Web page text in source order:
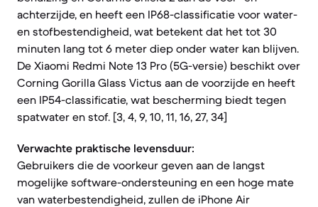
achterzijde, en heeft een IP68-classificatie voor water-
en stofbestendigheid, wat betekent dat het tot 30
minuten lang tot 6 meter diep onder water kan blijven.
De Xiaomi Redmi Note 13 Pro (5G-versie) beschikt over
Corning Gorilla Glass Victus aan de voorzijde en heeft
een IP54-classificatie, wat bescherming biedt tegen
spatwater en stof. [3, 4, 9, 10, 11, 16, 27, 34]
Verwachte praktische levensduur:
Gebruikers die de voorkeur geven aan de langst
mogelijke software-ondersteuning en een hoge mate
van waterbestendigheid, zullen de iPhone Air